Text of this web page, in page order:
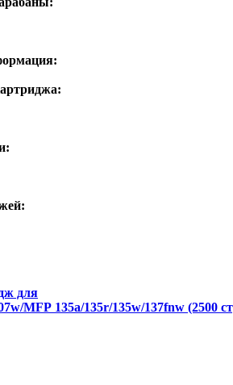
для
MFP 135a/135r/135w/137fnw (2500